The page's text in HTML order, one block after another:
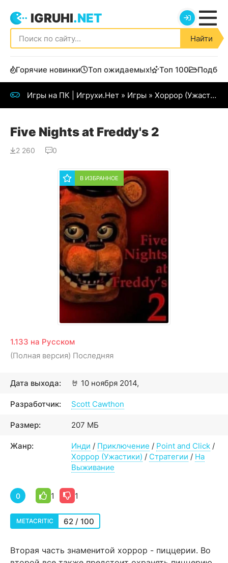
IGRUHI.NET
Найти
Горячие новинки Топ ожидаемых! Топ 100
Игры на ПК | Игрухи.Нет » Игры » Хоррор (Ужастики)
Five Nights at Freddy's 2
2 260 0
В ИЗБРАННОЕ
1.133 на Русском
(Полная версия) Последняя
🤘
Дата выхода: 10 ноября 2014,
Разработчик: Scott Cawthon
Размер: 207 МБ
Жанр: Инди / Приключение / Point and Click /
Хоррор (Ужастики) / Стратегии / На
Выживание
0 1 1
METACRITIC 62 / 100
Вторая часть знаменитой хоррор - пиццерии. Во